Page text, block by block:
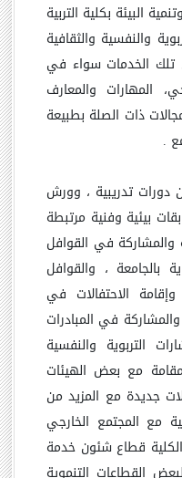
البيئة بكلية التربية
والنفسية والثقافية
تلك الخدمات سواء في
المهارات والمعارف
ذات الصلة بطبيعة
.
دورات تدريبية ، وورش
بيئية وفنية مرتبطة
والمشاركة في القوافل
بالجامعة ، والقوافل
وإقامة الاحتفالات في
والمشاركة في المبادرات
التربوية والنفسية
مع بعض الهيئات
جديدة مع المزيد من
مع المجتمع الخارجي
قطاع شئون خدمة